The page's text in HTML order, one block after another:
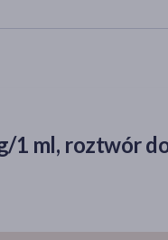
1 ml, roztwór